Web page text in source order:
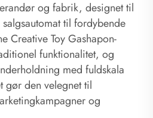
og fabrik, designet til
til fordybende
Creative Toy Gashapon-
funktionalitet, og
med fuldskala
gør den velegnet til
og